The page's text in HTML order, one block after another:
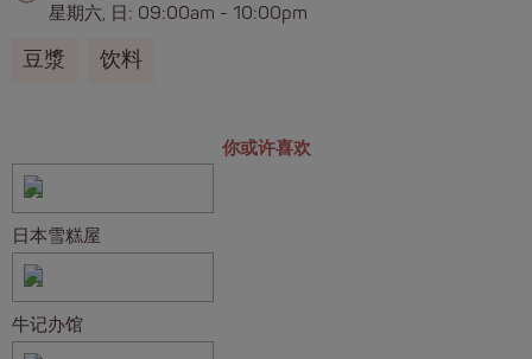
星期六, 日: 09:00am - 10:00pm
豆漿 饮料
你或许喜欢
日本雪糕屋
牛记办馆